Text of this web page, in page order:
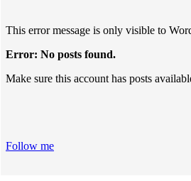
This error message is only visible to
Error: No posts found.
Make sure this account has posts
Follow me